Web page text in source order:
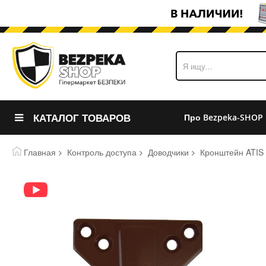
КАТАЛОГ ТОВАРОВ Про Bezpeka-SHOP
Главная Контроль доступа Доводчики Кронштейн
Пропустить
и